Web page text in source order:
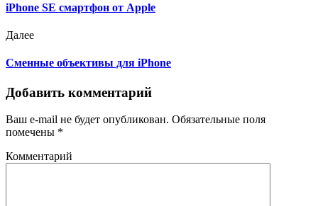
iPhone SE смартфон от Apple
Далее
Сменные объективы для iPhone
Добавить комментарий
Ваш e-mail не будет опубликован. Обязательные поля
помечены *
Комментарий